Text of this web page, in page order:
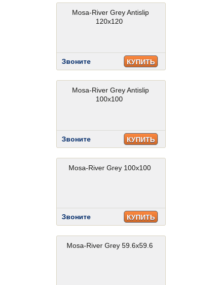
Mosa-River Grey Antislip
120x120
Звоните КУПИТЬ
Mosa-River Grey Antislip
100x100
Звоните КУПИТЬ
Mosa-River Grey 100x100
Звоните КУПИТЬ
Mosa-River Grey 59.6x59.6